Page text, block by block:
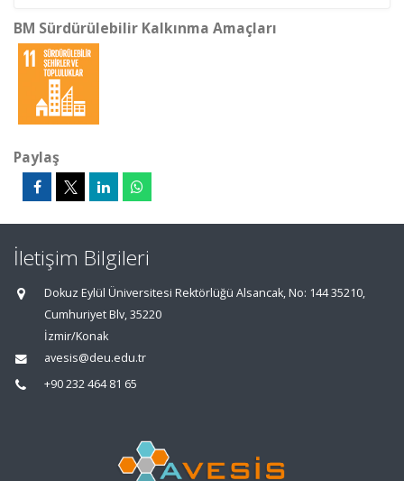
BM Sürdürülebilir Kalkınma Amaçları
Paylaş
İletişim Bilgileri
Dokuz Eylül Üniversitesi Rektörlüğü Alsancak, No: 144 35210,
Cumhuriyet Blv, 35220
İzmir/Konak
avesis@deu.edu.tr
+90 232 464 81 65